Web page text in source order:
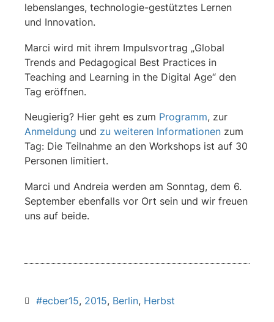
lebenslanges, technologie-gestütztes Lernen
und Innovation.
Marci wird mit ihrem Impulsvortrag „Global
Trends and Pedagogical Best Practices in
Teaching and Learning in the Digital Age“ den
Tag eröffnen.
Neugierig? Hier geht es zum Programm, zur
Anmeldung und zu weiteren Informationen zum
Tag: Die Teilnahme an den Workshops ist auf 30
Personen limitiert.
Marci und Andreia werden am Sonntag, dem 6.
September ebenfalls vor Ort sein und wir freuen
uns auf beide.
#ecber15, 2015, Berlin, Herbst